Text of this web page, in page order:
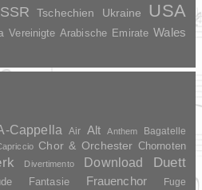
Tschechien Ukraine USA
Vereinigte Arabische Emirate Wales
Cappella Air Alt Anthem Bagatelle
Chor & Orchester Chornoten
Divertimento Download
Duett
Fantasie Frauenchor Fuge